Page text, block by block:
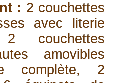
: 2 couchettes
avec literie
2 couchettes
amovibles
complète, 2